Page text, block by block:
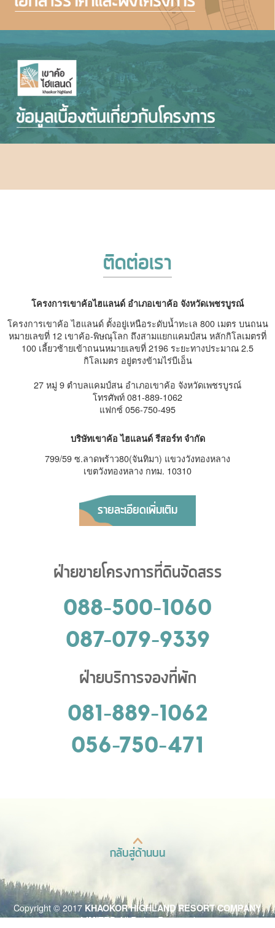
ติดต่อเรา
โครงการเขาค้อไฮแลนด์ อำเภอเขาค้อ จังหวัดเพชรบูรณ์
โครงการเขาค้อ ไฮแลนด์ ตั้งอยู่เหนือระดับน้ำทะเล 800 เมตร บนถนน
หมายเลขที่ 12 เขาค้อ-พิษณุโลก ถึงสามแยกแคมป์สน หลักกิโลเมตรที่
100 เลี้ยวซ้ายเข้าถนนหมายเลขที่ 2196 ระยะทางประมาณ 2.5
กิโลเมตร อยู่ตรงข้ามไร่บีเอ็น
27 หมู่ 9 ตำบลแคมป์สน อำเภอเขาค้อ จังหวัดเพชรบูรณ์
โทรศัพท์ 081-889-1062
แฟกซ์ 056-750-495
บริษัทเขาค้อ ไฮแลนด์ รีสอร์ท จำกัด
799/59 ซ.ลาดพร้าว80(จันทิมา) แขวงวังทองหลาง
เขตวังทองหลาง กทม. 10310
รายละเอียดเพิ่มเติม
ฝ่ายขายโครงการที่ดินจัดสรร
088-500-1060
087-079-9339
ฝ่ายบริการจองที่พัก
081-889-1062
056-750-471
กลับสู่ด้านบน
Copyright © 2017KHAOKOR HIGHLAND RESORT COMPANY
LIMITED.All Rights Reserved